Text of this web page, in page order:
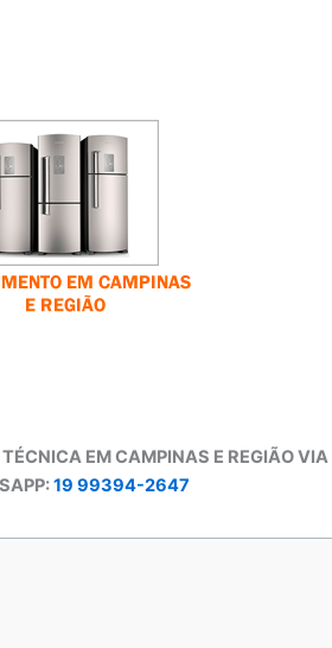
EM CAMPINAS E REGIÃO VIA
19 99394-2647